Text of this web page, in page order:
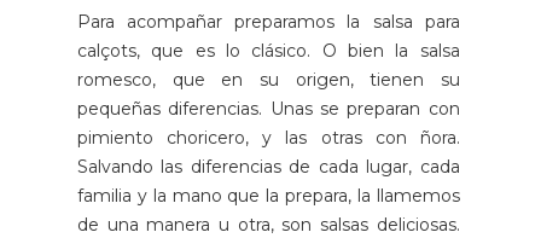
Para acompañar preparamos la salsa para
calçots, que es lo clásico. O bien la salsa
romesco, que en su origen, tienen su
pequeñas diferencias. Unas se preparan con
pimiento choricero, y las otras con ñora.
Salvando las diferencias de cada lugar, cada
familia y la mano que la prepara, la llamemos
de una manera u otra, son salsas deliciosas.